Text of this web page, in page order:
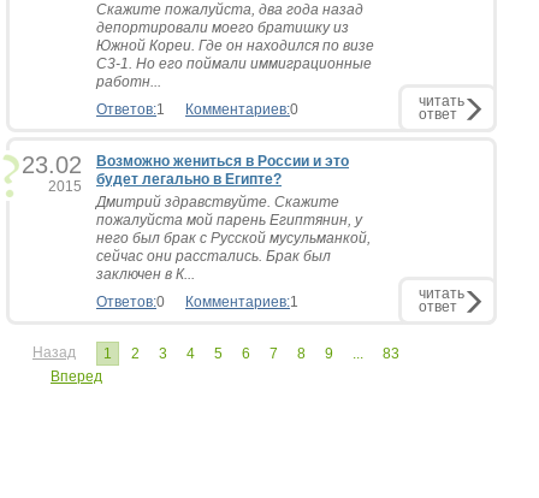
Скажите пожалуйста, два года назад
депортировали моего братишку из
Южной Кореи. Где он находился по визе
С3-1. Но его поймали иммиграционные
работн...
Ответов:1 Комментариев:0 читать
ответ
23.02
2015
Возможно жениться в России и это
будет легально в Египте?
Дмитрий здравствуйте. Скажите
пожалуйста мой парень Египтянин, у
него был брак с Русской мусульманкой,
сейчас они расстались. Брак был
заключен в К...
Ответов:0 Комментариев:1 читать
ответ
Назад 1 2 3 4 5 6 7 8 9 ...
83
Вперед